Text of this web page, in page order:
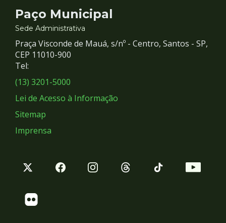
Contato
e
Redes
Sociais
Paço Municipal
Sede Administrativa
Praça Visconde de Mauá, s/nº - Centro, Santos - SP,
CEP 11010-900
Tel:
(13) 3201-5000
Lei de Acesso à Informação
Sitemap
Imprensa